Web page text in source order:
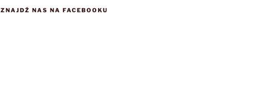
ZNAJDŹ NAS NA FACEBOOKU